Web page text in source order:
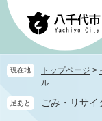
ペ
先
頭
す
メ
を
飛
し
現在地 トップページ >
ル
足あと ごみ・リサイ